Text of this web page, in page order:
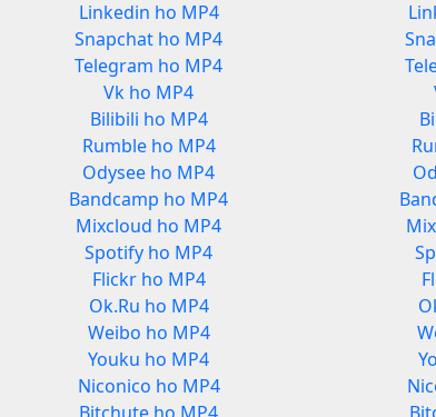
Linkedin ho MP4
Snapchat ho MP4
Telegram ho MP4
Vk ho MP4
Bilibili ho MP4
Rumble ho MP4
Odysee ho MP4
Bandcamp ho MP4
Mixcloud ho MP4
Spotify ho MP4
Flickr ho MP4
Ok.Ru ho MP4
Weibo ho MP4
Youku ho MP4
Niconico ho MP4